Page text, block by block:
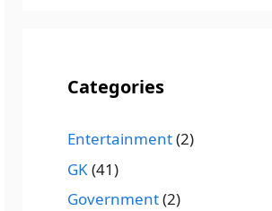
Categories
Entertainment(2)
GK(41)
Government(2)